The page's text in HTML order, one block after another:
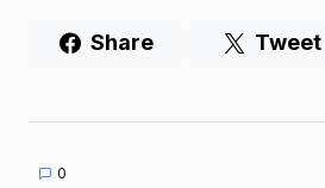
Share Tweet
0